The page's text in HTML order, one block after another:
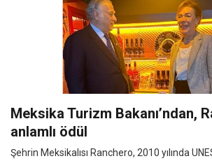
Meksika Turizm Bakanı’ndan,
anlamlı ödül
Şehrin Meksikalısı Ranchero, 2010 yılında